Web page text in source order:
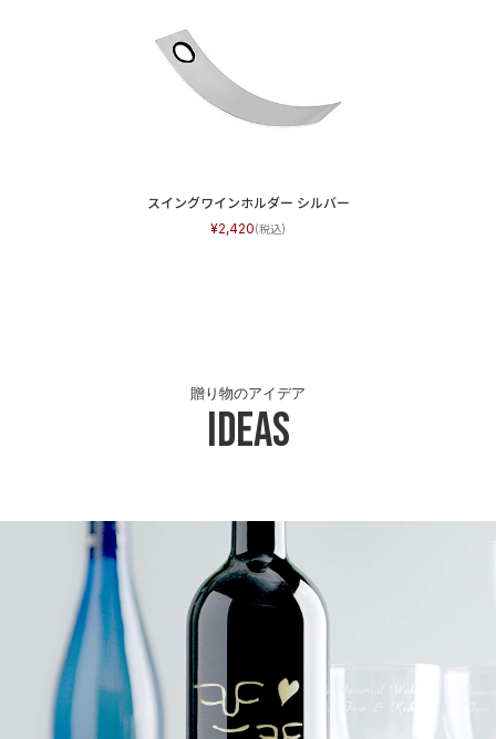
スイングワインホルダー シルバー
2,420
Ideas
贈り物のアイデア